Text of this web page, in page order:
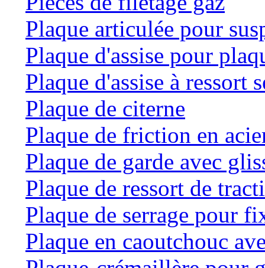
Plaque articulée pour
Plaque d'assise pour
Plaque d'assise à ressort
Plaque de citerne
Plaque de friction en
Plaque de garde avec
Plaque de ressort de
Plaque de serrage pour
Plaque en caoutchouc